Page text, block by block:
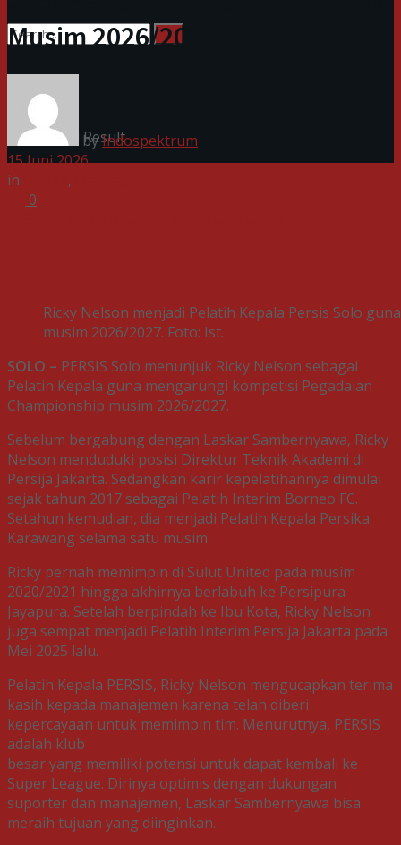
View All Result
Musim 2026/2027
byIndospektrum
15 Juni 2026
in
,
0
Ricky Nelson menjadi Pelatih Kepala Persis Solo
musim 2026/2027. Foto: Ist.
SOLO – PERSIS Solo menunjuk Ricky Nelson sebagai
Pelatih Kepala guna mengarungi kompetisi Pegadaian
Championship musim 2026/2027.
Sebelum bergabung dengan Laskar Sambernyawa, Ricky
Nelson menduduki posisi Direktur Teknik Akademi di
Persija Jakarta. Sedangkan karir kepelatihannya dimulai
sejak tahun 2017 sebagai Pelatih Interim Borneo FC.
Setahun kemudian, dia menjadi Pelatih Kepala Persika
Karawang selama satu musim.
Ricky pernah memimpin di Sulut United pada musim
2020/2021 hingga akhirnya berlabuh ke Persipura
Jayapura. Setelah berpindah ke Ibu Kota, Ricky Nelson
juga sempat menjadi Pelatih Interim Persija Jakarta pada
Mei 2025 lalu.
Pelatih Kepala PERSIS, Ricky Nelson mengucapkan terima
kasih kepada manajemen karena telah diberi
kepercayaan untuk memimpin tim. Menurutnya, PERSIS
adalah klub
besar yang memiliki potensi untuk dapat kembali ke
Super League. Dirinya optimis dengan dukungan
suporter dan manajemen, Laskar Sambernyawa bisa
meraih tujuan yang diinginkan.